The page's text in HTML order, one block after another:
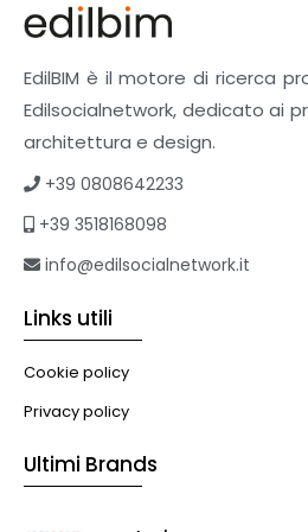
Pavimenti e rivestimenti
Pavimenti industriali
Sistemi giardini pensili
Supporti per esterni
Tetti verdi
eBook
Formazione professionale
Illuminazione
Murature
EdilBIM è il motore di ricerca
Edilsocialnetwork, dedicato ai
architettura e design.
+39 0808642233
+39 3518168098
info@edilsocialnetwork.it
Links utili
Cookie policy
Privacy policy
Ultimi Brands